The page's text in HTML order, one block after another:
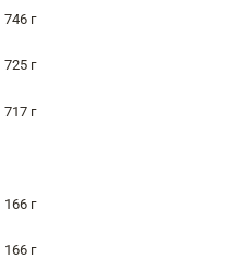
746 г
725 г
717 г
166 г
166 г